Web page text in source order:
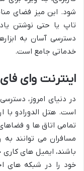
شود. این میز فضای
تاپ یا حتی نوشتن
دسترسی آسان به
خدماتی جامع است.
اینترنت وای
در دنیای امروز،
است. هتل الدورادو با
تمامی اتاق ها و
مسافران می توانند
باشند، ایمیل های
خود را در شبکه های